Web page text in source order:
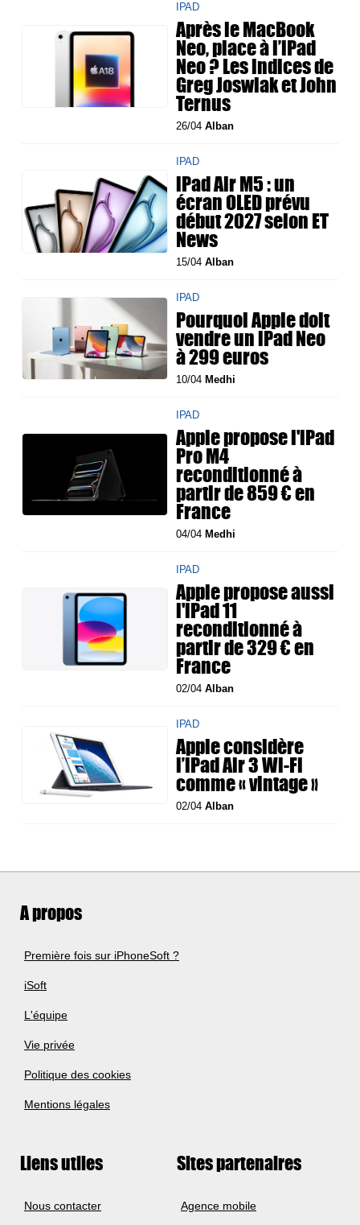
IPAD
Après le MacBook
Neo, place à l’iPad
Neo ? Les indices de
Greg Joswiak et John
Ternus
26/04Alban
IPAD
iPad Air M5 : un
écran OLED prévu
début 2027 selon ET
News
15/04Alban
IPAD
Pourquoi Apple doit
vendre un iPad Neo
à 299 euros
10/04 Medhi
IPAD
Apple propose l'iPad
Pro M4
reconditionné à
partir de 859 € en
France
04/04 Medhi
IPAD
Apple propose aussi
l'iPad 11
reconditionné à
partir de 329 € en
France
02/04Alban
IPAD
Apple considère
l’iPad Air 3 Wi-Fi
comme « vintage »
02/04Alban
A propos
Première fois sur iPhoneSoft ?
iSoft
L'équipe
Vie privée
Politique des cookies
Mentions légales
Liens utiles
Nous contacter
Sites partenaires
Agence mobile